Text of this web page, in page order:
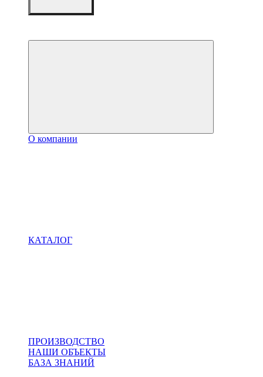
О компании
КАТАЛОГ
ПРОИЗВОДСТВО
НАШИ ОБЪЕКТЫ
БАЗА ЗНАНИЙ